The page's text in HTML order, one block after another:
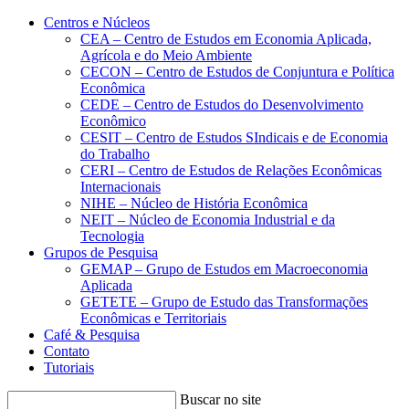
Conteúdo principal Menu principal
Centros e Núcleos
CEA – Centro de Estudos em Economia Aplicada,
Agrícola e do Meio Ambiente
CECON – Centro de Estudos de Conjuntura e Política
Econômica
CEDE – Centro de Estudos do Desenvolvimento
Econômico
CESIT – Centro de Estudos SIndicais e de Economia
do Trabalho
CERI – Centro de Estudos de Relações Econômicas
Internacionais
NIHE – Núcleo de História Econômica
NEIT – Núcleo de Economia Industrial e da
Tecnologia
Grupos de Pesquisa
GEMAP – Grupo de Estudos em Macroeconomia
Aplicada
GETETE – Grupo de Estudo das Transformações
Econômicas e Territoriais
Café & Pesquisa
Contato
Tutoriais
Buscar no site